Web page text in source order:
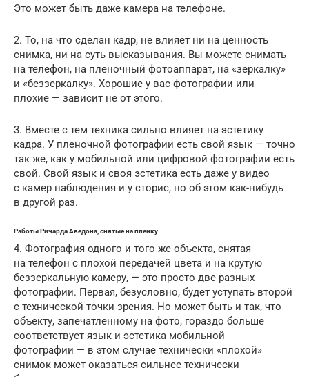
Это может быть даже камера на телефоне.
2. То, на что сделан кадр, не влияет ни на ценность
снимка, ни на суть высказывания. Вы можете снимать
на телефон, на пленочный фотоаппарат, на «зеркалку»
и «беззеркалку». Хорошие у вас фотографии или
плохие — зависит не от этого.
3. Вместе с тем техника сильно влияет на эстетику
кадра. У пленочной фотографии есть свой язык — точно
так же, как у мобильной или цифровой фотографии есть
свой. Свой язык и своя эстетика есть даже у видео
с камер наблюдения и у сторис, но об этом как-нибудь
в другой раз.
Работы Ричарда Аведона, снятые на пленку
4. Фотография одного и того же объекта, снятая
на телефон с плохой передачей цвета и на крутую
беззеркальную камеру, — это просто две разных
фотографии. Первая, безусловно, будет уступать второй
с технической точки зрения. Но может быть и так, что
объекту, запечатленному на фото, гораздо больше
соответствует язык и эстетика мобильной
фотографии — в этом случае технически «плохой»
снимок может оказаться сильнее технически